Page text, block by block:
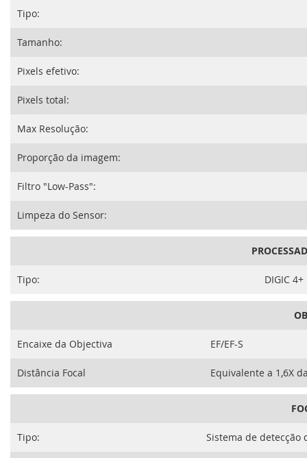
Tipo:
Tamanho:
Pixels efetivo:
Pixels total:
Max Resolução:
Proporção da imagem:
Filtro "Low-Pass":
Limpeza do Sensor:
Tipo: DIGIC 4+
Encaixe da Objectiva EF/EF-S
Distância Focal Equivalente a 1,6X
Tipo: Sistema de detecção